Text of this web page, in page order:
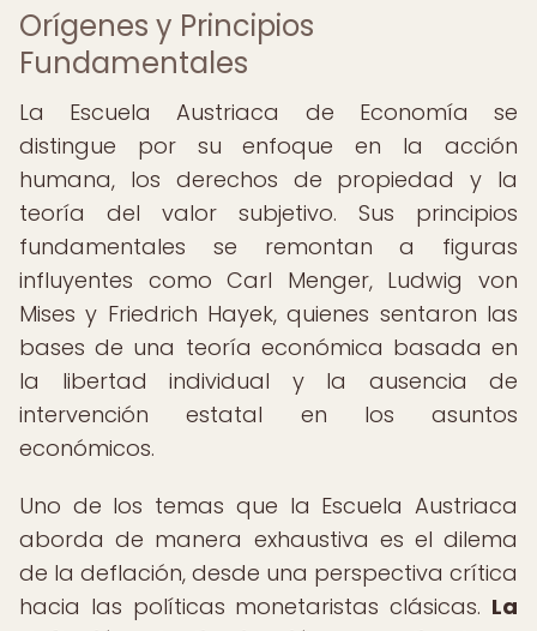
Orígenes y Principios
Fundamentales
La Escuela Austriaca de Economía se
distingue por su enfoque en la acción
humana, los derechos de propiedad y la
teoría del valor subjetivo. Sus principios
fundamentales se remontan a figuras
influyentes como Carl Menger, Ludwig von
Mises y Friedrich Hayek, quienes sentaron las
bases de una teoría económica basada en
la libertad individual y la ausencia de
intervención estatal en los asuntos
económicos.
Uno de los temas que la Escuela Austriaca
aborda de manera exhaustiva es el dilema
de la deflación, desde una perspectiva crítica
hacia las políticas monetaristas clásicas. La